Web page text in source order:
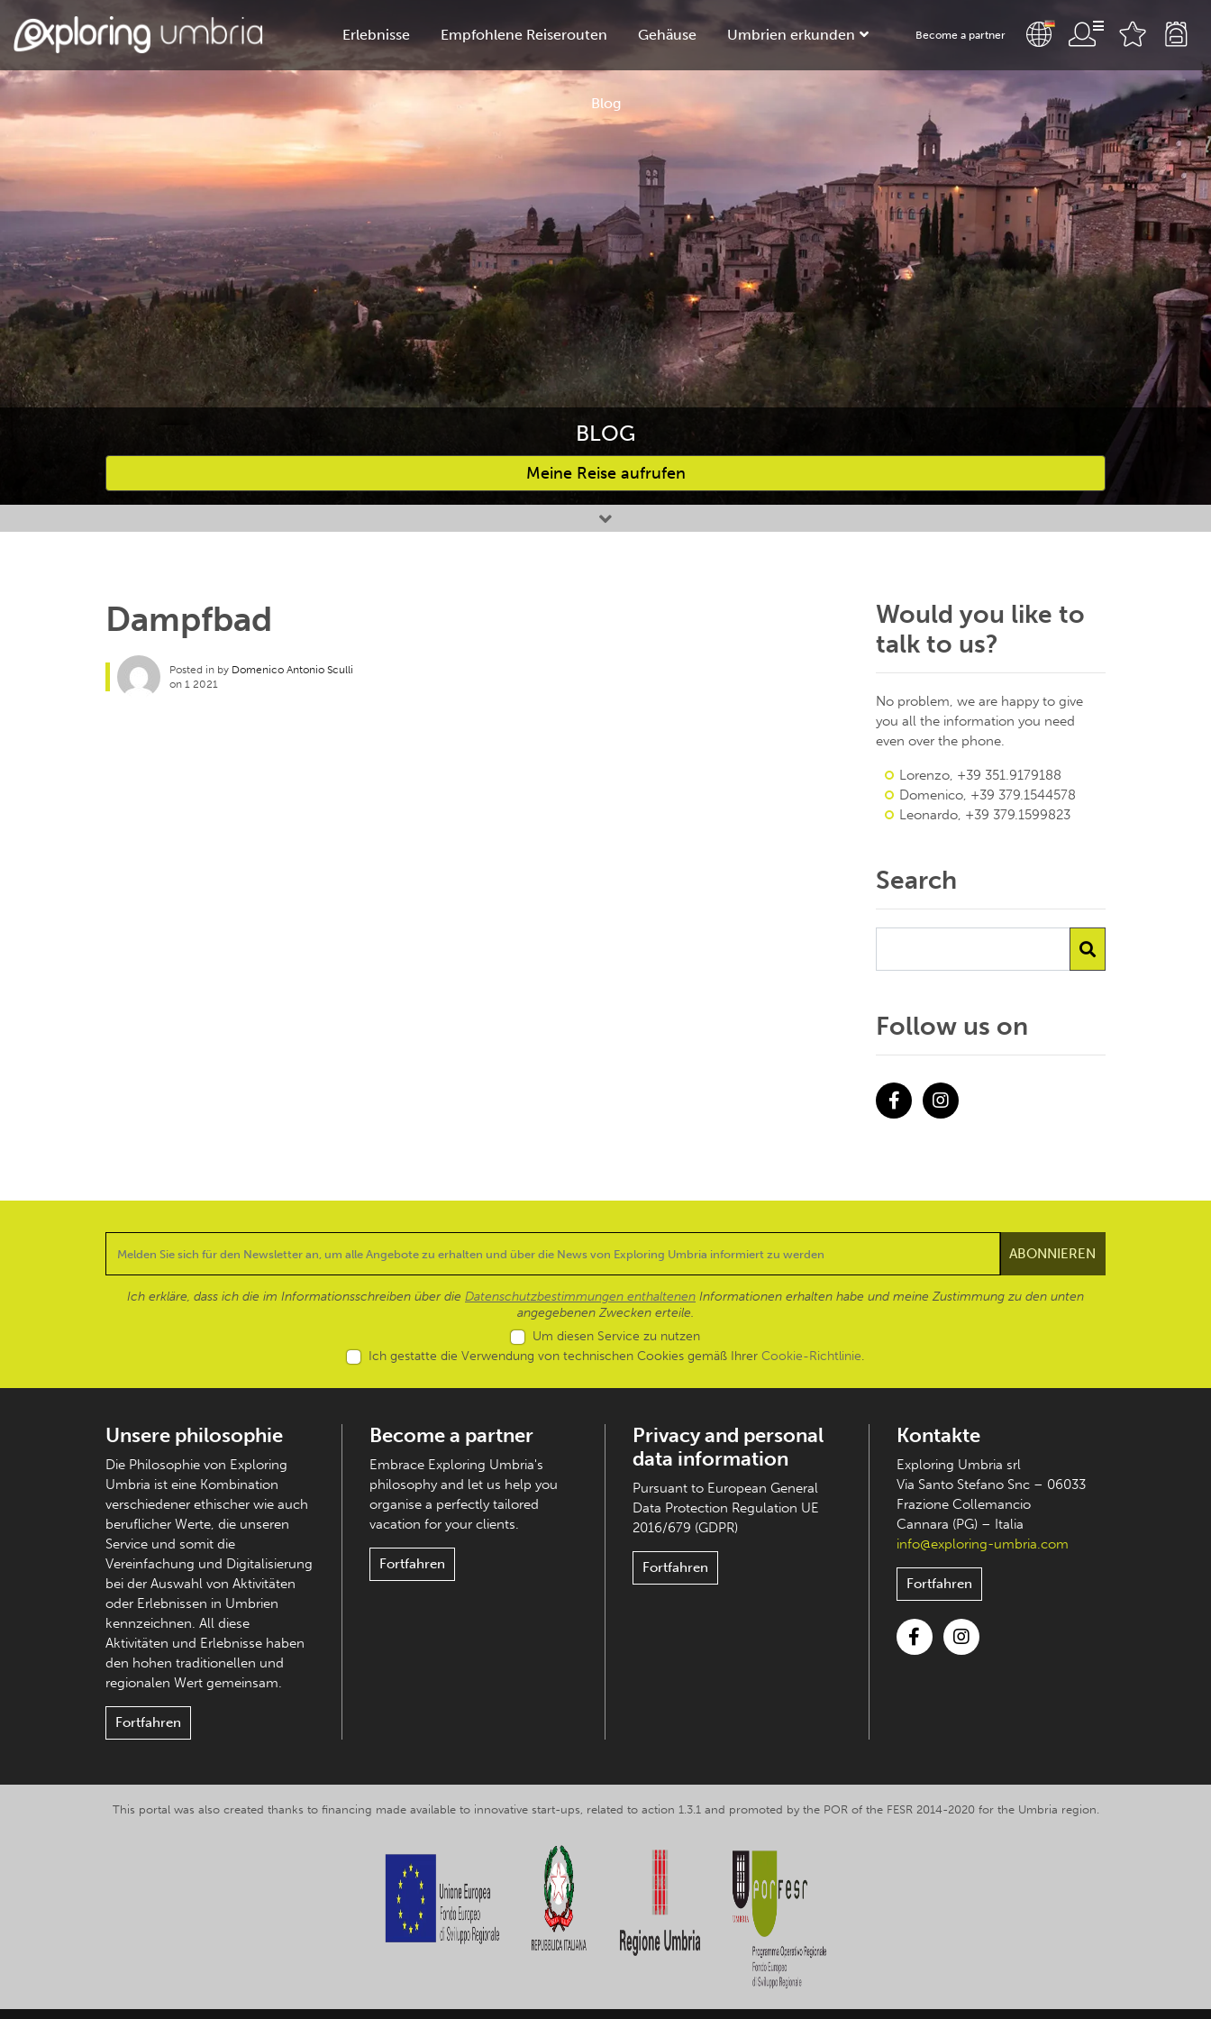
Erlebnisse Empfohlene Reiserouten Gehäuse Umbrien erkunden
Blog
Become a partner
BLOG
Meine Reise aufrufen
Bevorzugte Aktivitäten
Dampfbad
Posted in by Domenico Antonio Sculli
on 1 2021
Would you like to
talk to us?
No problem, we are happy to give
you all the information you need
even over the phone.
Lorenzo, +39 351.9179188
Domenico, +39 379.1544578
Leonardo, +39 379.1599823
Search
Follow us on
Ich erkläre, dass ich die im Informationsschreiben über die Datenschutzbestimmungen enthaltenen Informationen erhalten habe und meine Zustimmung zu den unten
angegebenen Zwecken erteile.
Um diesen Service zu nutzen
Ich gestatte die Verwendung von technischen Cookies gemäß Ihrer Cookie-Richtlinie.
Unsere philosophie
Die Philosophie von Exploring
Umbria ist eine Kombination
verschiedener ethischer wie auch
beruflicher Werte, die unseren
Service und somit die
Vereinfachung und Digitalisierung
bei der Auswahl von Aktivitäten
oder Erlebnissen in Umbrien
kennzeichnen. All diese
Aktivitäten und Erlebnisse haben
den hohen traditionellen und
regionalen Wert gemeinsam.
Fortfahren
Become a partner
Embrace Exploring Umbria's
philosophy and let us help you
organise a perfectly tailored
vacation for your clients.
Fortfahren
Privacy and personal
data information
Pursuant to European General
Data Protection Regulation UE
2016/679 (GDPR)
Fortfahren
Kontakte
Exploring Umbria srl
Via Santo Stefano Snc – 06033
Frazione Collemancio
Cannara (PG) – Italia
info@exploring-umbria.com
Fortfahren
This portal was also created thanks to financing made available to innovative start-ups, related to action 1.3.1 and promoted by the POR of the FESR 2014-2020 for the Umbria region.